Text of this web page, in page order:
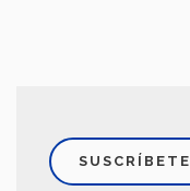
SUSCRÍBETE